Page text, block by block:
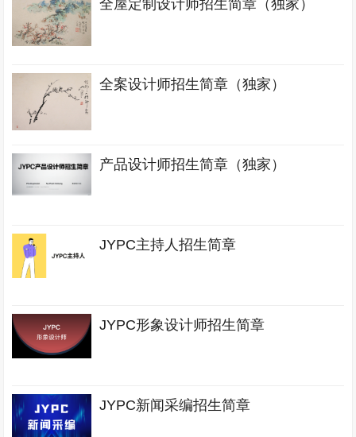
全屋定制设计师招生简章（独家）
全案设计师招生简章（独家）
产品设计师招生简章（独家）
JYPC主持人招生简章
JYPC形象设计师招生简章
JYPC新闻采编招生简章